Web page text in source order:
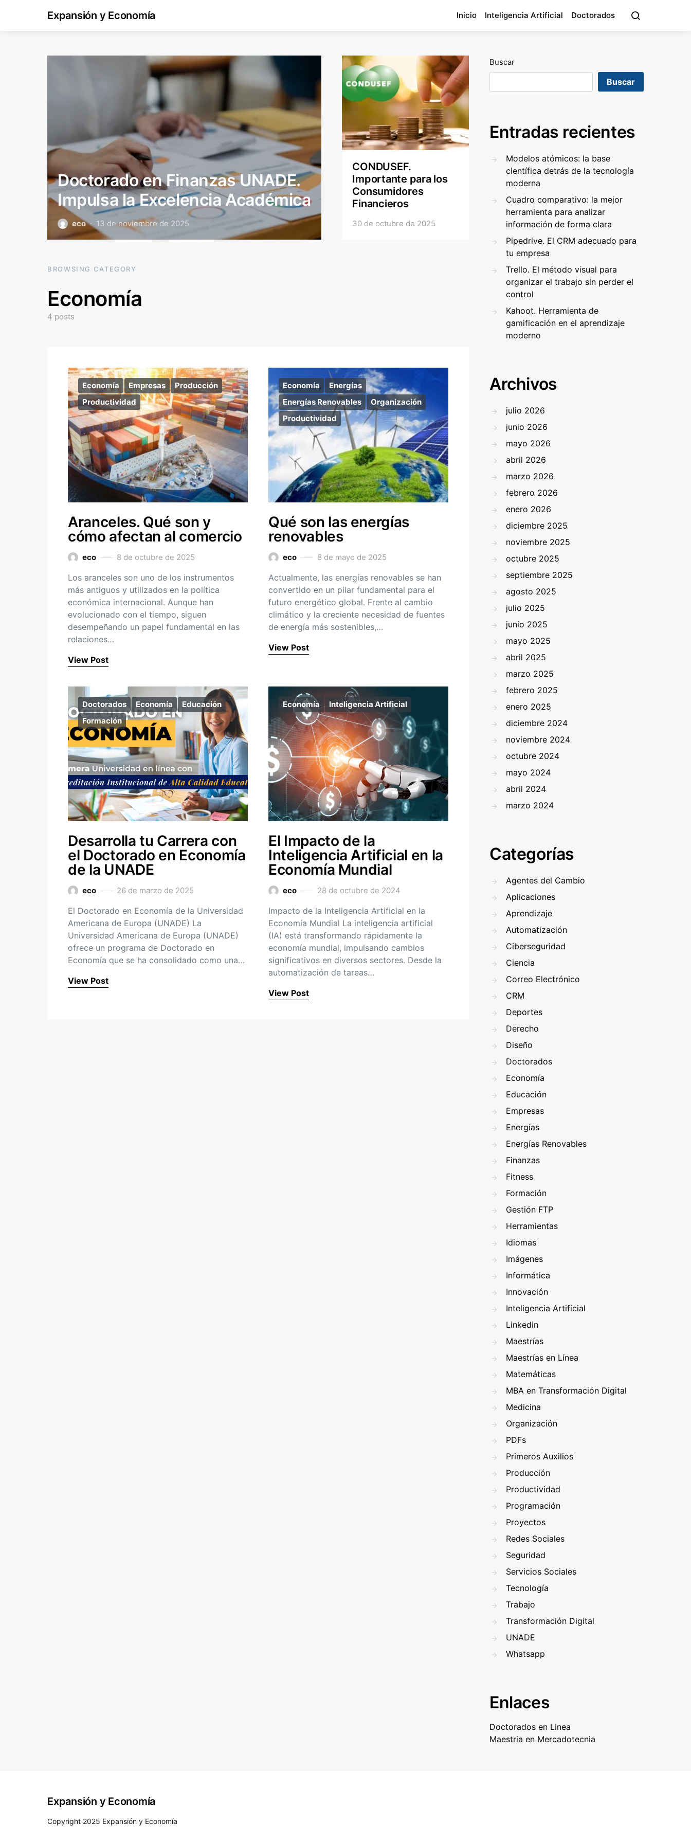
Expansión y Economía Inicio Inteligencia Artificial Doctorados
Doctorado en Finanzas UNADE.
Impulsa la Excelencia Académica
eco 13 de noviembre de 2025
CONDUSEF.
Importante para los
Consumidores
Financieros
30 de octubre de 2025
BROWSING CATEGORY
Economía
4 posts
Economía Empresas
Producción
Productividad
Aranceles. Qué son y
cómo afectan al comercio
eco 8 de octubre de 2025
Los aranceles son uno de los instrumentos
más antiguos y utilizados en la política
económica internacional. Aunque han
evolucionado con el tiempo, siguen
desempeñando un papel fundamental en las
relaciones…
View Post
Economía
Energías
Energías Renovables
Organización
Productividad
Qué son las energías
renovables
eco 8 de mayo de 2025
Actualmente, las energías renovables se han
convertido en un pilar fundamental para el
futuro energético global. Frente al cambio
climático y la creciente necesidad de fuentes
de energía más sostenibles,…
View Post
Doctorados Economía
Educación
Formación
Desarrolla tu Carrera con
el Doctorado en Economía
de la UNADE
eco 26 de marzo de 2025
El Doctorado en Economía de la Universidad
Americana de Europa (UNADE) La
Universidad Americana de Europa (UNADE)
ofrece un programa de Doctorado en
Economía que se ha consolidado como una…
View Post
Economía Inteligencia Artificial
El Impacto de la
Inteligencia Artificial en la
Economía Mundial
eco 28 de octubre de 2024
Impacto de la Inteligencia Artificial en la
Economía Mundial La inteligencia artificial
(IA) está transformando rápidamente la
economía mundial, impulsando cambios
significativos en diversos sectores. Desde la
automatización de tareas…
View Post
Buscar
Buscar
Entradas recientes
Modelos atómicos: la base
científica detrás de la tecnología
moderna
Cuadro comparativo: la mejor
herramienta para analizar
información de forma clara
Pipedrive. El CRM adecuado para
tu empresa
Trello. El método visual para
organizar el trabajo sin perder el
control
Kahoot. Herramienta de
gamificación en el aprendizaje
moderno
Archivos
julio 2026
junio 2026
mayo 2026
abril 2026
marzo 2026
febrero 2026
enero 2026
diciembre 2025
noviembre 2025
octubre 2025
septiembre 2025
agosto 2025
julio 2025
junio 2025
mayo 2025
abril 2025
marzo 2025
febrero 2025
enero 2025
diciembre 2024
noviembre 2024
octubre 2024
mayo 2024
abril 2024
marzo 2024
Categorías
Agentes del Cambio
Aplicaciones
Aprendizaje
Automatización
Ciberseguridad
Ciencia
Correo Electrónico
CRM
Deportes
Derecho
Diseño
Doctorados
Economía
Educación
Empresas
Energías
Energías Renovables
Finanzas
Fitness
Formación
Gestión FTP
Herramientas
Idiomas
Imágenes
Informática
Innovación
Inteligencia Artificial
Linkedin
Maestrías
Maestrías en Línea
Matemáticas
MBA en Transformación Digital
Medicina
Organización
PDFs
Primeros Auxilios
Producción
Productividad
Programación
Proyectos
Redes Sociales
Seguridad
Servicios Sociales
Tecnología
Trabajo
Transformación Digital
UNADE
Whatsapp
Enlaces
Doctorados en Linea
Maestria en Mercadotecnia
Expansión y Economía
Copyright 2025 Expansión y Economía